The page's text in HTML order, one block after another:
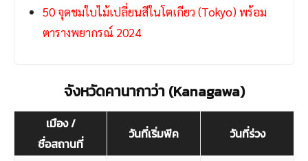
50 จุดชมใบไม้เปลี่ยนสีในโตเกียว (Tokyo) พร้อม
ตารางพยากรณ์ 2024
จังหวัดคานากาว่า (Kanagawa)
เมือง /
ชื่อสถานที่
วันที่เริ่มพีค วันที่ร่วง